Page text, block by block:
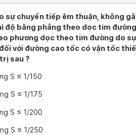
sự chuyển tiếp êm thuận, không
độ bằng phẳng theo dọc tim
phương dọc theo tim đường do
với đường cao tốc có vận tốc
sau ?
S ≤ 1/150
S ≤ 1/175
S ≤ 1/200
S ≤ 1/250